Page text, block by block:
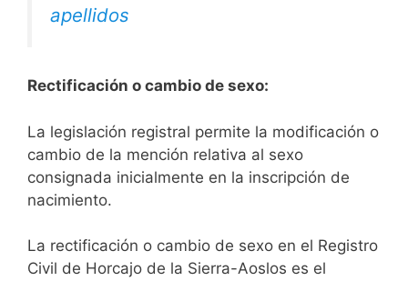
apellidos
Rectificación o cambio de sexo:
La legislación registral permite la modificación o
cambio de la mención relativa al sexo
consignada inicialmente en la inscripción de
nacimiento.
La rectificación o cambio de sexo en el Registro
Civil de Horcajo de la Sierra-Aoslos es el